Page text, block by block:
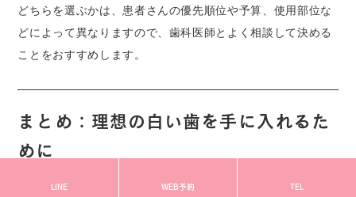
LINE WEB予約 TEL
どちらを選ぶかは、患者さんの優先順位や予算、使用部位な
どによって異なりますので、歯科医師とよく相談して決める
ことをおすすめします。
まとめ：理想の白い歯を手に入れるた
めに